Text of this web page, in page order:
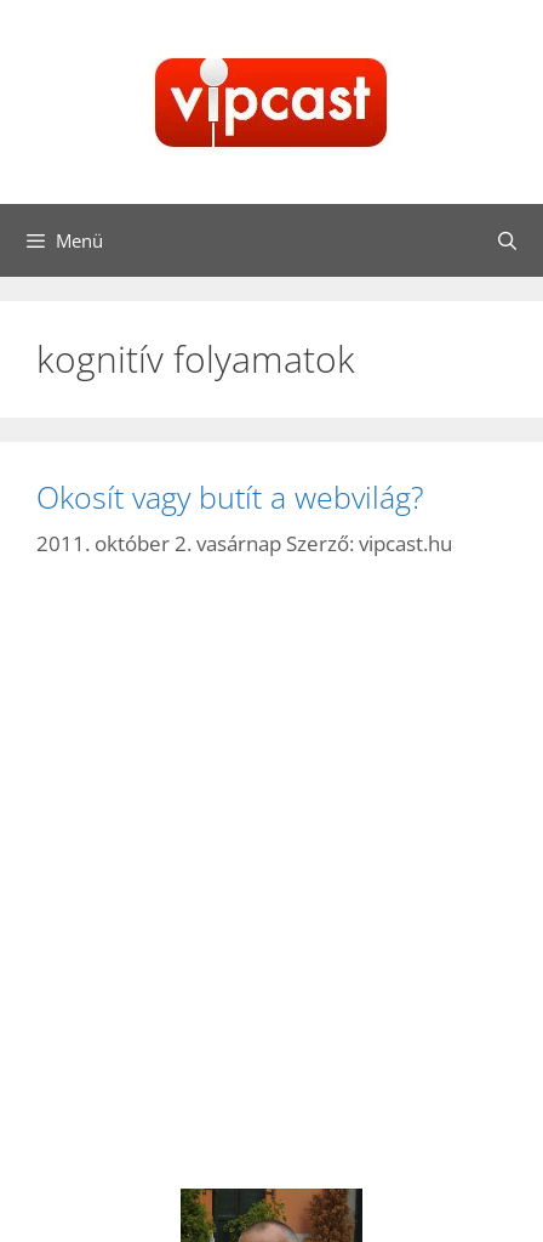
Menü
kognitív folyamatok
Okosít vagy butít a webvilág?
2011. október 2. vasárnap Szerző: vipcast.hu